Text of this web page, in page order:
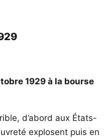
1929 à la bourse
d’abord aux États-
explosent puis en